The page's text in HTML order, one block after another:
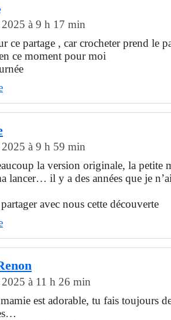
à 9 h 17 min
ce partage , car crocheter prend le
ce moment pour moi
à 9 h 59 min
la version originale, la petite
lancer… il y a des années que je
avec nous cette découverte
à 11 h 26 min
est adorable, tu fais toujours